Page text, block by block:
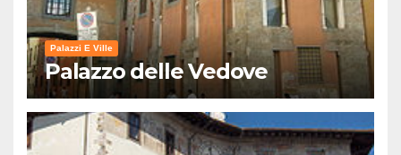
Palazzi E Ville
Palazzo delle Vedove